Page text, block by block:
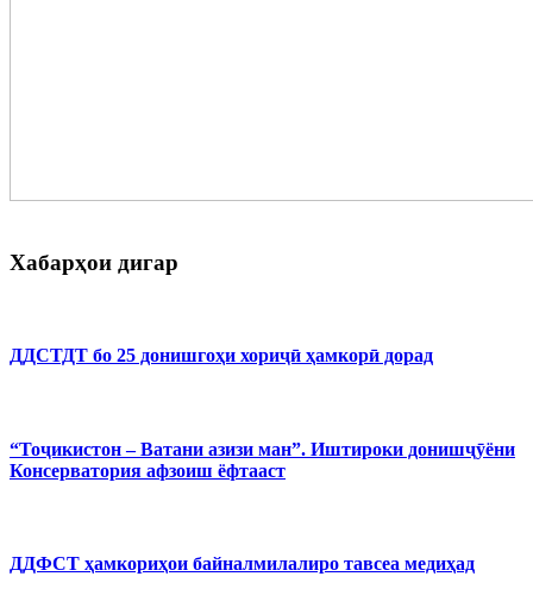
Хабарҳои дигар
ДДСТДТ бо 25 донишгоҳи хориҷӣ ҳамкорӣ дорад
“Тоҷикистон – Ватани азизи ман”. Иштироки донишҷӯёни
Консерватория афзоиш ёфтааст
ДДФСТ ҳамкориҳои байналмилалиро тавсеа медиҳад